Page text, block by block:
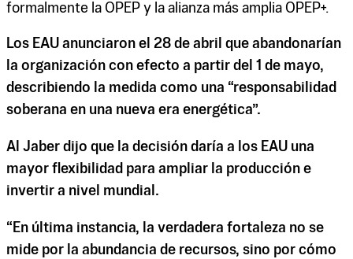
formalmente la OPEP y la alianza más amplia OPEP+.
Los EAU anunciaron el 28 de abril que abandonarían
la organización con efecto a partir del 1 de mayo,
describiendo la medida como una “responsabilidad
soberana en una nueva era energética”.
Al Jaber dijo que la decisión daría a los EAU una
mayor flexibilidad para ampliar la producción e
invertir a nivel mundial.
“En última instancia, la verdadera fortaleza no se
mide por la abundancia de recursos, sino por cómo